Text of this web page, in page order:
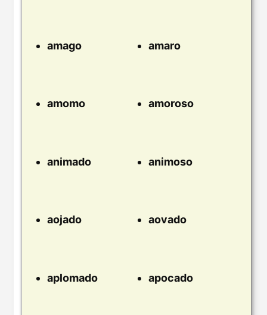
amago amaro
amomo amoroso
animado animoso
aojado aovado
aplomado apocado